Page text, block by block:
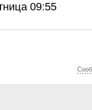
09:55